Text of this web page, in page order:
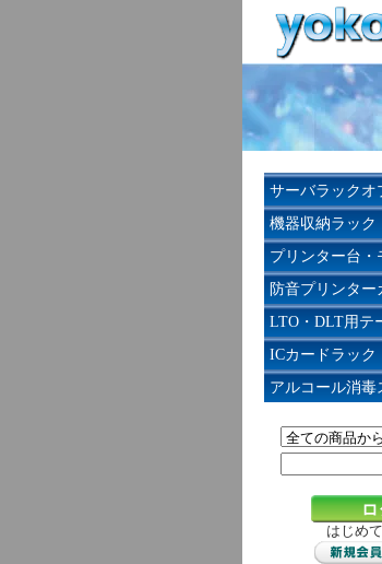
サーバラックオ
機器収納ラック
プリンター台・
防音プリンター
LTO・DLT用テ
ICカードラック
アルコール消毒
はじめ